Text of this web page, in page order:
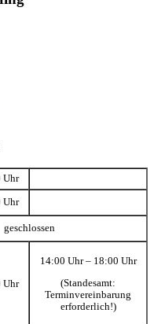
Uhr
Uhr
geschlossen
Uhr
14:00 Uhr – 18:00 Uhr
(Standesamt:
Terminvereinbarung
erforderlich!)